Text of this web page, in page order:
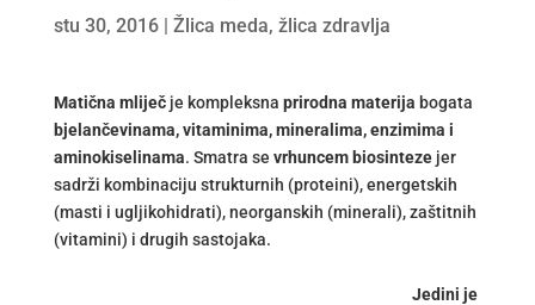
stu 30, 2016| Žlica meda, žlica zdravlja
Matična mliječje kompleksna prirodna materija bogata
bjelančevinama, vitaminima, mineralima, enzimima i
aminokiselinama. Smatra se vrhuncem biosintezejer
sadrži kombinaciju strukturnih (proteini), energetskih
(masti i ugljikohidrati), neorganskih (minerali), zaštitnih
(vitamini) i drugih sastojaka.
Jedini je